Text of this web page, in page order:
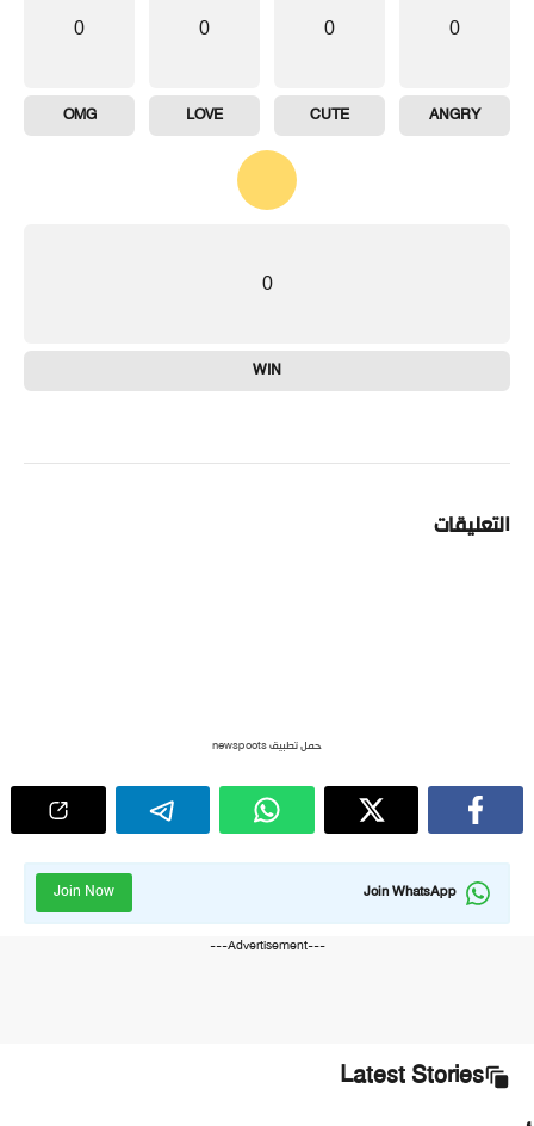
0
ANGRY
0
CUTE
0
LOVE
0
OMG
0
WIN
التعليقات
حمل تطبيق newspoots
Join WhatsApp
Join Now
---Advertisement---
Latest Stories